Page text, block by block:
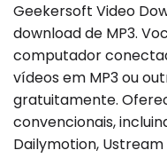
Geekersoft Video
download de MP3.
computador
vídeos em MP3 ou
gratuitamente.
convencionais,
Dailymotion,